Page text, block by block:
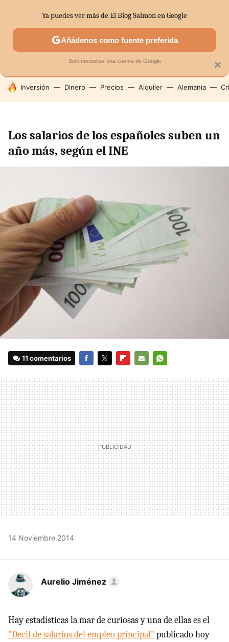
SECTORES ECONOMÍA DOMÉSTICA MERCADOS
HOY SE HABLA DE
Inversión Dinero Precios Alquiler Alemania
Los salarios de los españoles suben un
año más, según el INE
11 comentarios
MAIL
14 Noviembre 2014
Aurelio Jiménez
Hay estadísticas la mar de curiosas y una de ellas es el
"Decil de salarios del empleo principal" publicado hoy
×
Ya puedes ver más de El Blog Salmon en Google
Añádenos como fuente preferida
Solo necesitas una cuenta de Google